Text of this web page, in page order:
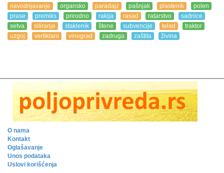
navodnjavanje
organsko paradajz pašnjak plastenik
polen
prase
premiks prirodno rakija rasad ratarstvo
sadnice
setva
siliranje staklenik štene subvencije telad
traktor
uzgoj
vertiklani vinograd zadruga zaštita živina
O nama
Kontakt
Oglašavanje
Unos podataka
Uslovi korišćenja